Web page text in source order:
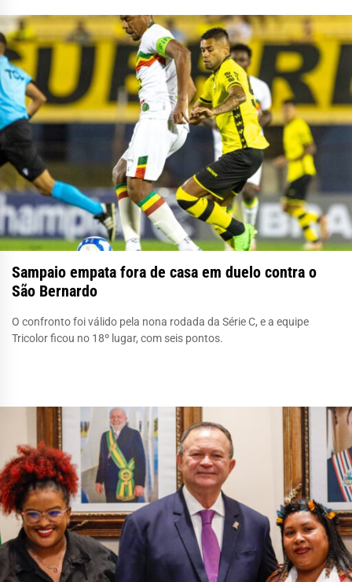
Sampaio empata fora de casa em duelo contra o
São Bernardo
O confronto foi válido pela nona rodada da Série C, e a equipe
Tricolor ficou no 18º lugar, com seis pontos.